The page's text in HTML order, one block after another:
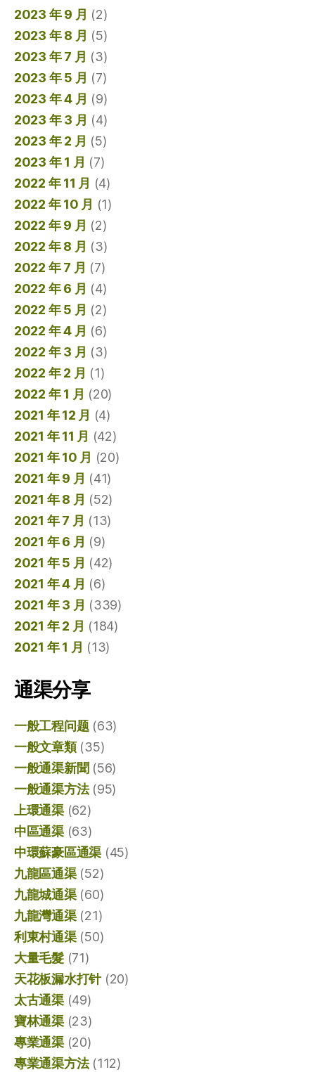
2023 年 9 月 (2)
2023 年 8 月 (5)
2023 年 7 月 (3)
2023 年 5 月 (7)
2023 年 4 月 (9)
2023 年 3 月 (4)
2023 年 2 月 (5)
2023 年 1 月 (7)
2022 年 11 月 (4)
2022 年 10 月 (1)
2022 年 9 月 (2)
2022 年 8 月 (3)
2022 年 7 月 (7)
2022 年 6 月 (4)
2022 年 5 月 (2)
2022 年 4 月 (6)
2022 年 3 月 (3)
2022 年 2 月 (1)
2022 年 1 月 (20)
2021 年 12 月 (4)
2021 年 11 月 (42)
2021 年 10 月 (20)
2021 年 9 月 (41)
2021 年 8 月 (52)
2021 年 7 月 (13)
2021 年 6 月 (9)
2021 年 5 月 (42)
2021 年 4 月 (6)
2021 年 3 月 (339)
2021 年 2 月 (184)
2021 年 1 月 (13)
通渠分享
一般工程问题(63)
一般文章類(35)
一般通渠新聞 (56)
一般通渠方法(95)
上環通渠(62)
中區通渠(63)
中環蘇豪區通渠 (45)
九龍區通渠(52)
九龍城通渠(60)
九龍灣通渠(21)
利東村通渠(50)
大量毛髮(71)
天花板漏水打针(20)
太古通渠(49)
寶林通渠(23)
專業通渠(20)
專業通渠方法(112)